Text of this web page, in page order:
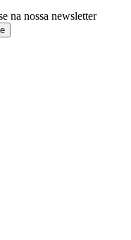
na nossa newsletter